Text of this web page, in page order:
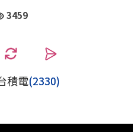
3459
積電(2330)